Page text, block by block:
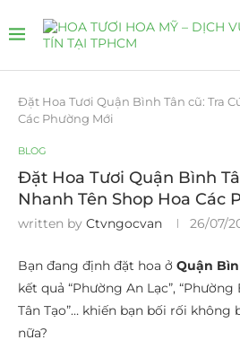
Đặt Hoa Tươi Quận Bình Tân cũ: Tra
Các Phường Mới
BLOG
Đặt Hoa Tươi Quận Bình
Nhanh Tên Shop Hoa Các
written by Ctvngocvan 26/07/
Bạn đang định đặt hoa ở Quận
kết quả “Phường An Lạc”, “Phường
Tân Tạo”… khiến bạn bối rối không
nữa?